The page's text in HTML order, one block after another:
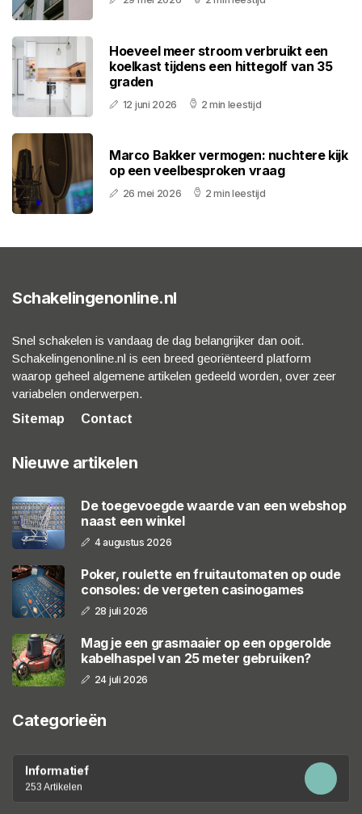
Hoeveel meer stroom verbruikt een
koelkast tijdens een hittegolf van 35
graden
12 juni 2026 2 min leestijd
Marco Bakker vermogen: nuchtere kijk
op een veelbesproken vraag
26 mei 2026 2 min leestijd
Schakelingenonline.nl
Snel schakelen is vandaag de dag belangrijker dan ooit.
Schakelingenonline.nl is een breed georiënteerd platform
waarop geheel algemene artikelen gedeeld worden, over zeer
variabelen onderwerpen.
Sitemap
Contact
Nieuwe artikelen
De toegevoegde waarde van een webshop
naast een winkel
4 augustus 2026
Poker, roulette en fruitautomaten op oude
consoles: de vergeten casinogames
28 juli 2026
Mag je een grasmaaier op een opgerolde
kabelhaspel van 25 meter gebruiken?
24 juli 2026
Categorieën
Informatief
253 Artikelen